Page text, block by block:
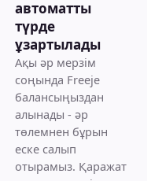
автоматты
түрде
ұзартылады
Ақы әр мерзім
соңында Freeje
балансыңыздан
алынады - әр
төлемнен бұрын
еске салып
отырамыз. Қаражат